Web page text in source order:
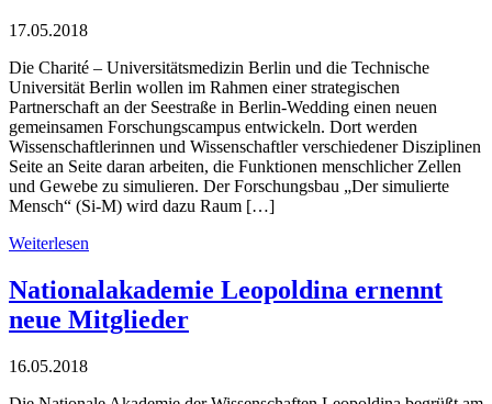
17.05.2018
Die Charité – Universitätsmedizin Berlin und die Technische
Universität Berlin wollen im Rahmen einer strategischen
Partnerschaft an der Seestraße in Berlin-Wedding einen neuen
gemeinsamen Forschungscampus entwickeln. Dort werden
Wissenschaftlerinnen und Wissenschaftler verschiedener Disziplinen
Seite an Seite daran arbeiten, die Funktionen menschlicher Zellen
und Gewebe zu simulieren. Der Forschungsbau „Der simulierte
Mensch“ (Si-M) wird dazu Raum […]
Weiterlesen
Nationalakademie Leopoldina ernennt
neue Mitglieder
16.05.2018